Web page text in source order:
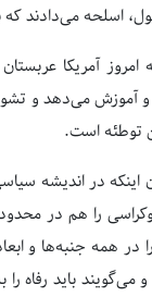
اسلحه می‌دادند
آمریکا
و آموزش می‌دهد و
توطئه است.
در اندیشه
را هم در
در همه جنبه‌ها و
و می‌گویند باید